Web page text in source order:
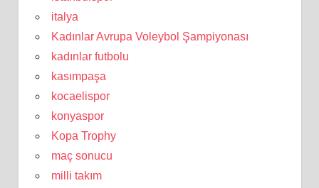
italya
Kadınlar Avrupa Voleybol Şampiyonası
kadınlar futbolu
kasımpaşa
kocaelispor
konyaspor
Kopa Trophy
maç sonucu
milli takım